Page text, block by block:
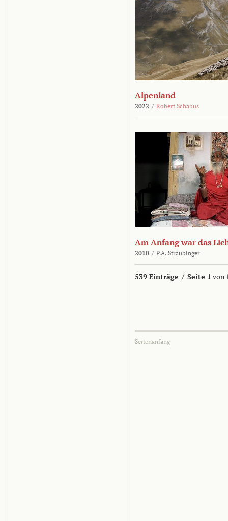
Alpenland
2022 / Robert Schabus
Am Anfang war das
2010 / P.A. Straubinger
539 Einträge / Seite 1 von
Seitenanfang